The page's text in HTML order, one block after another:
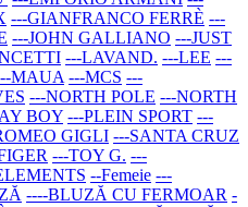
---GIANFRANCO FERRÈ ---
---JOHN GALLIANO ---JUST
---LAVAND. ---LEE ---
MAUA ---MCS ---
---NORTH POLE ---NORTH
BOY ---PLEIN SPORT ---
GIGLI ---SANTA CRUZ
---TOY G. ---
--Femeie ---
----BLUZĂ CU FERMOAR -